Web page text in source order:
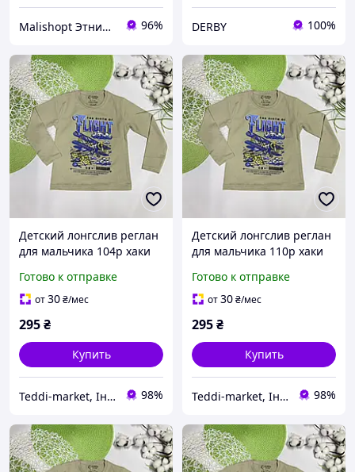
Malishopt Этническая одежда и головные уборы, все для крещения 96% DERBY 100%
Детский лонгслив реглан
для мальчика 104р хаки
Готово к отправке
от30₴/мес
295₴
Купить
Teddi-market, Інтернет маркет 98%
Детский лонгслив реглан
для мальчика 110р хаки
Готово к отправке
от30₴/мес
295₴
Купить
Teddi-market, Інтернет маркет 98%